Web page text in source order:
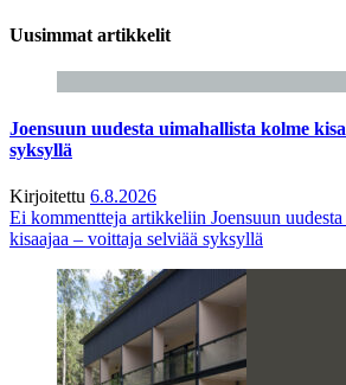
Uusimmat artikkelit
Joensuun uudesta uimahallista kolme
syksyllä
Kirjoitettu 6.8.2026
Ei kommentteja artikkeliin Joensuun
kisaajaa – voittaja selviää syksyllä